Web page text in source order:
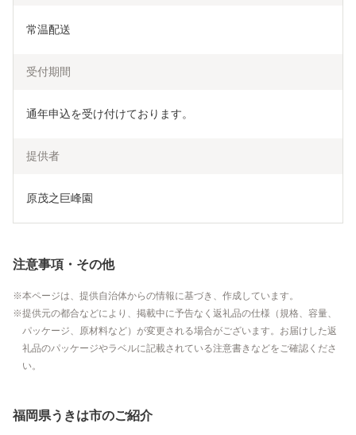
常温配送
受付期間
通年申込を受け付けております。
提供者
原茂之巨峰園
注意事項・その他
本ページは、提供自治体からの情報に基づき、作成しています。
提供元の都合などにより、掲載中に予告なく返礼品の仕様（規格、容量、
パッケージ、原材料など）が変更される場合がございます。お届けした返
礼品のパッケージやラベルに記載されている注意書きなどをご確認くださ
い。
福岡県うきは市のご紹介